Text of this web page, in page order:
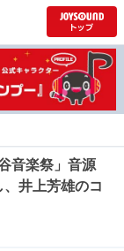
音楽祭」音源
井上芳雄のコ